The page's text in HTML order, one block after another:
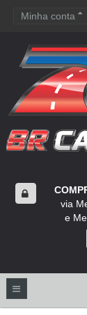
Minha conta
via
e